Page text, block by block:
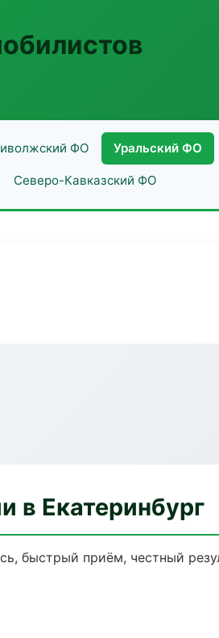
ФО Уральский ФО
Северо-Кавказский ФО
в Екатеринбург
быстрый приём, честный